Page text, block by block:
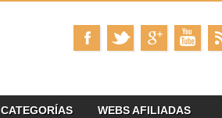
CATEGORÍAS WEBS AFILIADAS